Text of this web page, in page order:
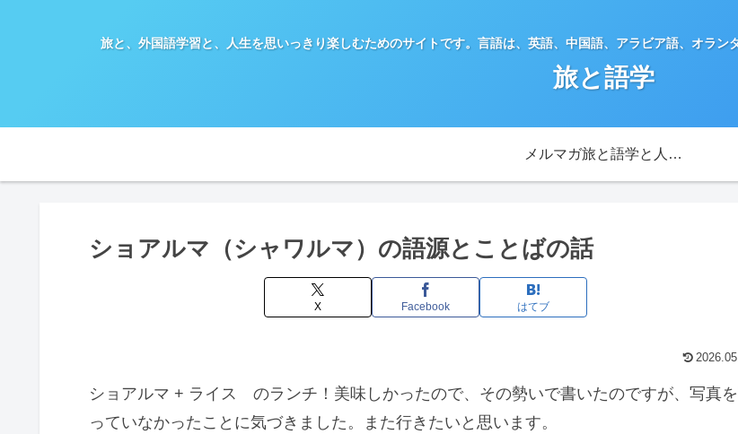
旅と、外国語学習と、人生を思いっきり楽しむためのサイトです。言語は、英語、中国語、アラビア語、オラン
旅と語学
メルマガ旅と語学と人生を楽しむメールマガジン
ショアルマ（シャワルマ）の語源とことばの話
X Facebook はてブ
ショアルマ + ライス のランチ！美味しかったので、その勢いで書いたのですが、写真
っていなかったことに気づきました。また行きたいと思います。